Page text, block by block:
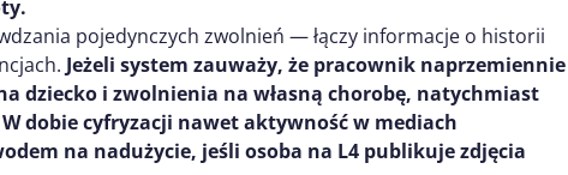
pojedynczych zwolnień — łączy informacje o historii
Jeżeli system zauważy, że pracownik naprzemiennie
dziecko i zwolnienia na własną chorobę, natychmiast
dobie cyfryzacji nawet aktywność w mediach
na nadużycie, jeśli osoba na L4 publikuje zdjęcia